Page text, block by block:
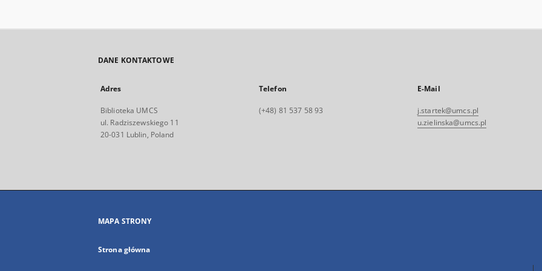
DANE KONTAKTOWE
Adres
Biblioteka UMCS
ul. Radziszewskiego 11
20-031 Lublin, Poland
Telefon
(+48) 81 537 58 93
E-Mail
j.startek@umcs.pl
u.zielinska@umcs.pl
MAPA STRONY
Strona główna